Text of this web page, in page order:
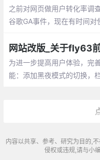
就是用工具安装，具体如何
用
之前对网页做用户转化率调
谷歌GA事件，现在有时间对
比较清楚，可以查看官方文
网站改版_关于fly63
为进一步提高用户体验，完
能：添加黑夜模式的切换，
内容以共享、参考、研究为目的,
侵权或违规,请与小